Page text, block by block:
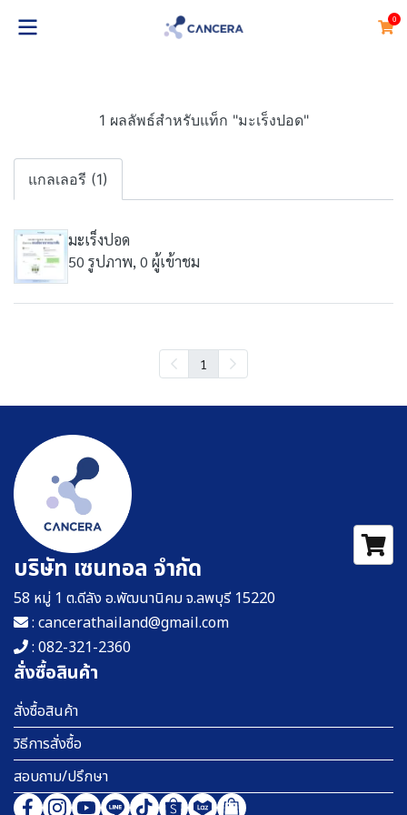
0
1 ผลลัพธ์สำหรับแท็ก "มะเร็งปอด"
แกลเลอรี (1)
มะเร็งปอด
50 รูปภาพ, 0 ผู้เข้าชม
1
บริษัท เซนทอล จำกัด
58 หมู่ 1 ต.ดีลัง อ.พัฒนานิคม จ.ลพบุรี 15220
: cancerathailand@gmail.com
: 082-321-2360
สั่งซื้อสินค้า
สั่งซื้อสินค้า
วิธีการสั่งซื้อ
สอบถาม/ปรึกษา